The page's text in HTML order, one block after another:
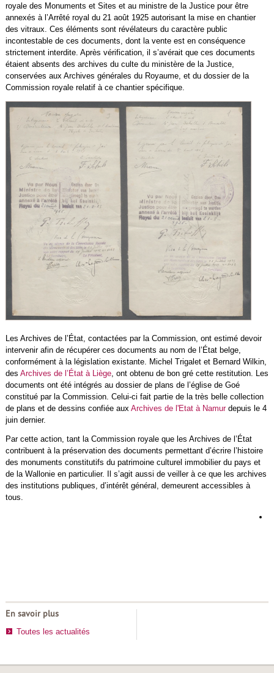
royale des Monuments et Sites et au ministre de la Justice pour être
annexés à l’Arrêté royal du 21 août 1925 autorisant la mise en chantier
des vitraux. Ces éléments sont révélateurs du caractère public
incontestable de ces documents, dont la vente est en conséquence
strictement interdite. Après vérification, il s’avérait que ces documents
étaient absents des archives du culte du ministère de la Justice,
conservées aux Archives générales du Royaume, et du dossier de la
Commission royale relatif à ce chantier spécifique.
Les Archives de l’État, contactées par la Commission, ont estimé devoir
intervenir afin de récupérer ces documents au nom de l’État belge,
conformément à la législation existante. Michel Trigalet et Bernard Wilkin,
des Archives de l’État à Liège, ont obtenu de bon gré cette restitution. Les
documents ont été intégrés au dossier de plans de l’église de Goé
constitué par la Commission. Celui-ci fait partie de la très belle collection
de plans et de dessins confiée aux Archives de l'Etat à Namurdepuis le 4
juin dernier.
Par cette action, tant la Commission royale que les Archives de l’État
contribuent à la préservation des documents permettant d’écrire l’histoire
des monuments constitutifs du patrimoine culturel immobilier du pays et
de la Wallonie en particulier. Il s’agit aussi de veiller à ce que les archives
des institutions publiques, d’intérêt général, demeurent accessibles à
tous.
En savoir plus
Toutes les actualités